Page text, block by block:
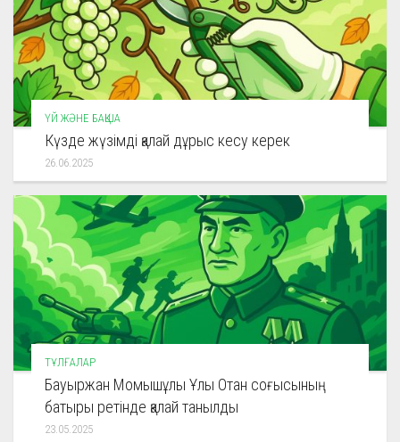
ҮЙ ЖӘНЕ БАҚША
Күзде жүзімді қалай дұрыс кесу керек
26.06.2025
ТҰЛҒАЛАР
Бауыржан Момышұлы Ұлы Отан соғысының
батыры ретінде қалай танылды
23.05.2025